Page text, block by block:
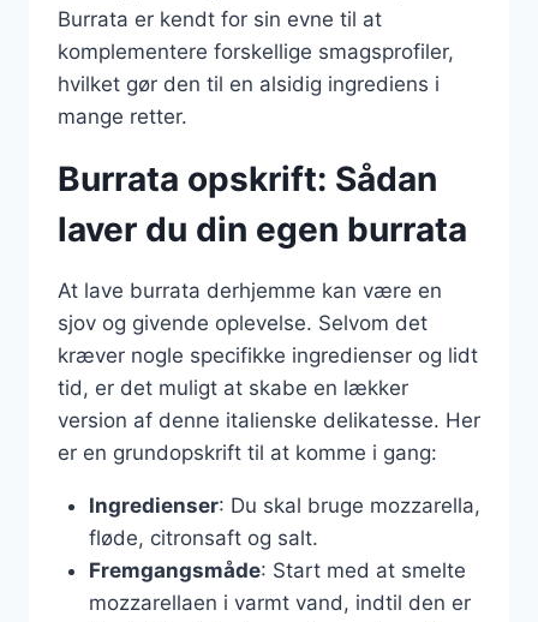
Burrata er kendt for sin evne til at
komplementere forskellige smagsprofiler,
hvilket gør den til en alsidig ingrediens i
mange retter.
Burrata opskrift: Sådan
laver du din egen burrata
At lave burrata derhjemme kan være en
sjov og givende oplevelse. Selvom det
kræver nogle specifikke ingredienser og lidt
tid, er det muligt at skabe en lækker
version af denne italienske delikatesse. Her
er en grundopskrift til at komme i gang:
Ingredienser: Du skal bruge mozzarella,
fløde, citronsaft og salt.
Fremgangsmåde: Start med at smelte
mozzarellaen i varmt vand, indtil den er